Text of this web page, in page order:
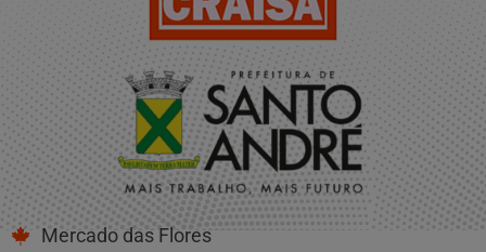
Mercado das Flores